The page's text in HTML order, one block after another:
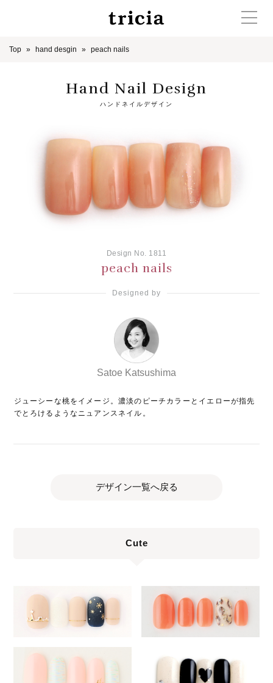
Top hand desgin peach nails
Hand Nail Design
ハンドネイルデザイン
Design No. 1811
peach nails
Designed by
Satoe Katsushima
ジューシーな桃をイメージ。濃淡のピーチカラーとイエローが指先
でとろけるようなニュアンスネイル。
デザイン一覧へ戻る
Cute